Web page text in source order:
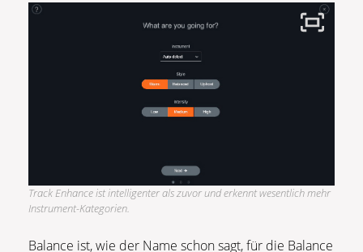
Track Enhance ist intelligenter als zuvor und erkennt wesentlich mehr
Instrument-Kategorien.
Balance ist, wie der Name schon sagt, für die Balance